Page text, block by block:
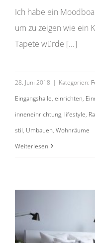
Ich habe ein
um zu zeigen wie ein
Tapete würde [...]
28. Juni 2018 | Kategorien:
Eingangshalle, einrichten,
inneneinrichtung, lifestyle,
stil, Umbauen, Wohnräume
Weiterlesen